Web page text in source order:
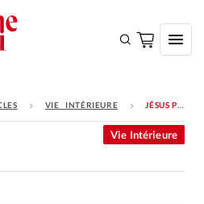
VIE INTÉRIEURE JÉSUS PRIE POUR NOUS: QU’AVONS-NOUS À CRAINDRE?
Vie Intérieure